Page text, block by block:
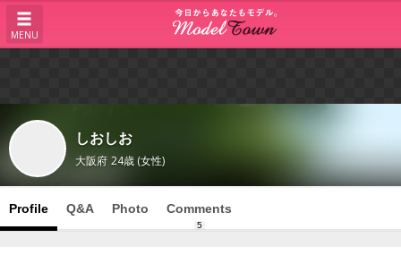
MENU
しおしお
大阪府 24歳 (女性)
Profile Q&A Photo Comments
5